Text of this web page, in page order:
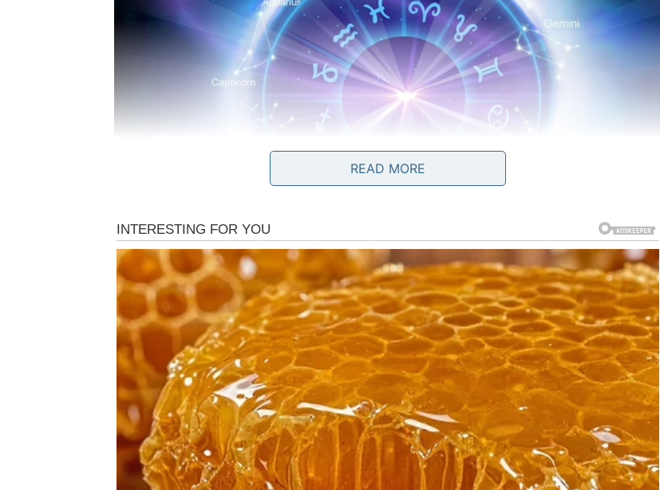
DJEVICA – VELIKE PROMJENE DONOSE NOVI POČETAK
Pred Djevicama je razdoblje koje će donijeti mnogo više nego što trenutno mogu zamisliti. Već
duže vrijeme osjećate da se u vašem životu nešto priprema. Kao da vas unutrašnji glas upozorava
da dolazi trenutak u kojem više ništa neće biti isto.
Prve promjene mogle bi se dogoditi na poslovnom planu. Moguće je da ćete dobiti novu ponudu,
preuzeti odgovorniju funkciju ili odlučiti napraviti veliki korak koji ste dugo odgađali. Iako će vas u
početku pratiti određena doza nesigurnosti, vrlo brzo ćete shvatiti da ste donijeli ispravnu odluku.
READ MORE